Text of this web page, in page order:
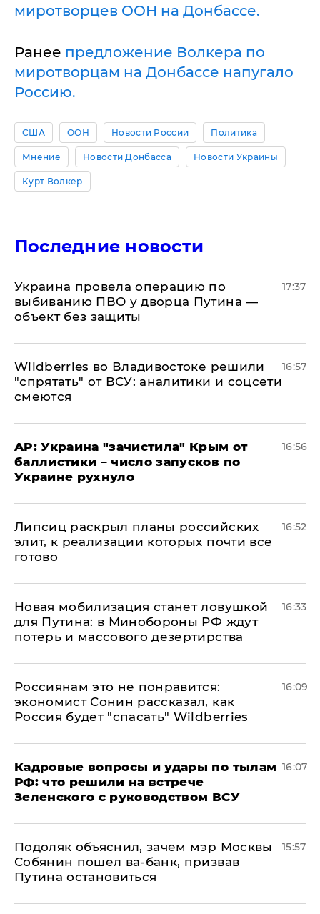
миротворцев ООН на Донбассе.
Ранее предложение Волкера по
миротворцам на Донбассе напугало
Россию.
США ООН Новости России Политика
Мнение Новости Донбасса Новости Украины
Курт Волкер
Последние новости
Украина провела операцию по
выбиванию ПВО у дворца Путина —
объект без защиты
17:37
Wildberries во Владивостоке решили
"спрятать" от ВСУ: аналитики и соцсети
смеются
16:57
AP: Украина "зачистила" Крым от
баллистики – число запусков по
Украине рухнуло
16:56
Липсиц раскрыл планы российских
элит, к реализации которых почти все
готово
16:52
​Новая мобилизация станет ловушкой
для Путина: в Минобороны РФ ждут
потерь и массового дезертирства
16:33
Россиянам это не понравится:
экономист Сонин рассказал, как
Россия будет "спасать" Wildberries
16:09
Кадровые вопросы и удары по тылам
РФ: что решили на встрече
Зеленского с руководством ВСУ
16:07
Подоляк объяснил, зачем мэр Москвы
Собянин пошел ва-банк, призвав
Путина остановиться
15:57